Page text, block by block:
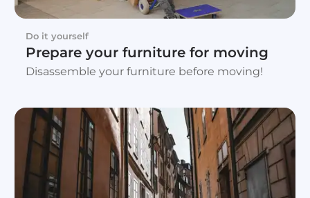
Do it yourself
Prepare your furniture for moving
Disassemble your furniture before moving!